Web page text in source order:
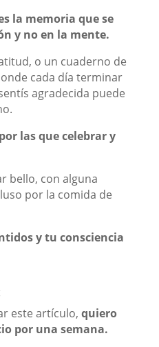
la memoria que se
y no en la mente.
o un cuaderno de
cada día terminar
agradecida puede
las que celebrar y
bello, con alguna
por la comida de
y tu consciencia
este artículo, quiero
por una semana.